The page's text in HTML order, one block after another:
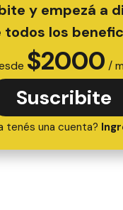
y empezá a
todos los
$2000 /
Suscribite
tenés una cuenta?